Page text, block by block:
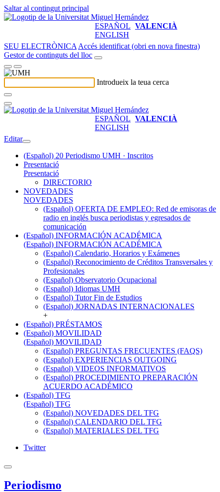
Saltar al contingut principal
ESPAÑOL VALENCIÀ
ENGLISH
SEU ELECTRÒNICA Accés identificat (obri en nova finestra)
Gestor de continguts del lloc
Introdueix la teua cerca
ESPAÑOL VALENCIÀ
ENGLISH
Editar
(Español) 20 Periodismo UMH · Inscritos
Presentació
Presentació
DIRECTORIO
NOVEDADES
NOVEDADES
(Español) OFERTA DE EMPLEO: Red de emisoras de
radio en inglés busca periodistas y egresados de
comunicación
(Español) INFORMACIÓN ACADÉMICA
(Español) INFORMACIÓN ACADÉMICA
(Español) Calendario, Horarios y Exámenes
(Español) Reconocimiento de Créditos Transversales y
Profesionales
(Español) Observatorio Ocupacional
(Español) Idiomas UMH
(Español) Tutor Fin de Estudios
(Español) JORNADAS INTERNACIONALES
+
(Español) PRÉSTAMOS
(Español) MOVILIDAD
(Español) MOVILIDAD
(Español) PREGUNTAS FRECUENTES (FAQS)
(Español) EXPERIENCIAS OUTGOING
(Español) VIDEOS INFORMATIVOS
(Español) PROCEDIMIENTO PREPARACIÓN
ACUERDO ACADÉMICO
(Español) TFG
(Español) TFG
(Español) NOVEDADES DEL TFG
(Español) CALENDARIO DEL TFG
(Español) MATERIALES DEL TFG
Twitter
Periodismo